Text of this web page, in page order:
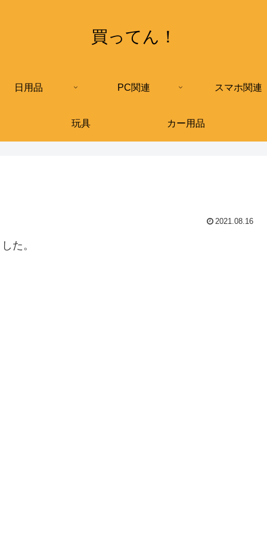
買ってん！
日用品 PC関連 スマホ関連
玩具 カー用品
2021.08.16
た。